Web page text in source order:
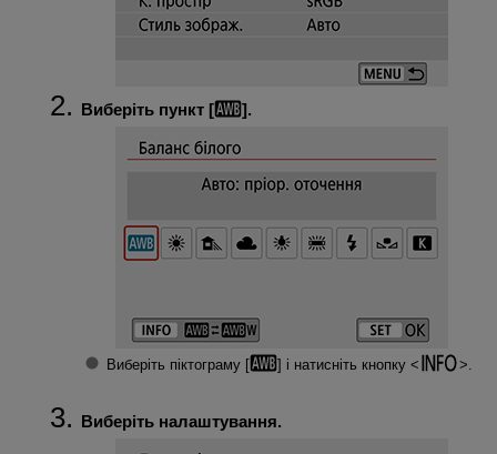
Виберіть пункт [ ].
Виберіть піктограму [ ] і натисніть кнопку .
Виберіть налаштування.